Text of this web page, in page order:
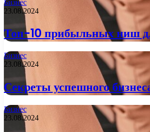
Бизнес
23.08.2024
Топ-10 прибыльных ниш
Бизнес
23.08.2024
Секреты успешного
Бизнес
23.08.2024